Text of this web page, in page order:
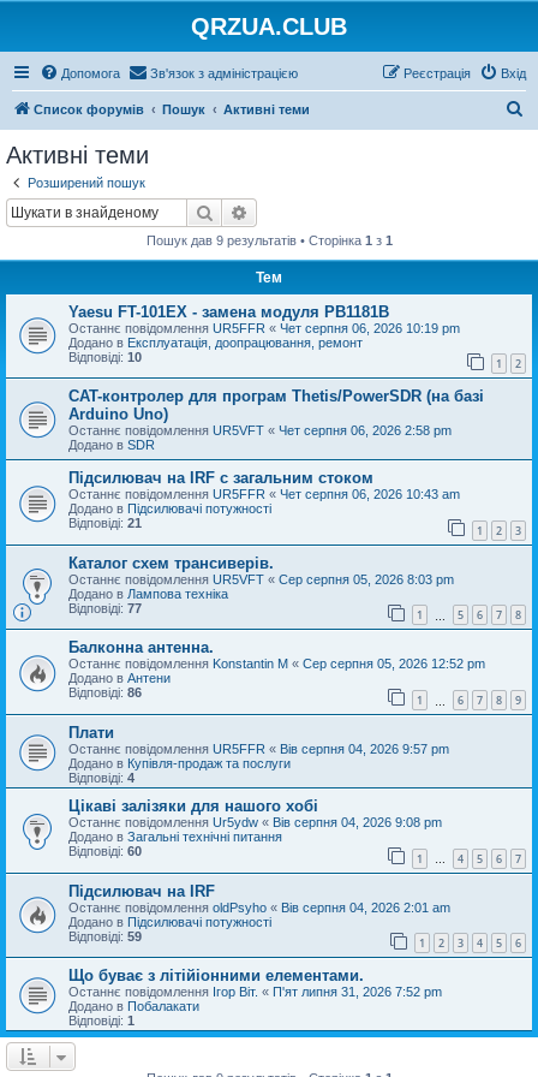
QRZUA.CLUB
Допомога Зв'язок з адміністрацією Вхід
Реєстрація
Список форумів Пошук Активні теми
Активні теми
Розширений пошук
Пошук
Пошук дав 9 результатів • Сторінка 1 з 1
Тем
Yaesu FT-101EX - замена модуля PB1181B
Останнє повідомлення UR5FFR « Чет серпня 06, 2026 10:19 pm
Додано в Експлуатація, доопрацювання, ремонт
Відповіді: 10 1 2
CAT-контролер для програм Thetis/PowerSDR (на базі
Arduino Uno)
Останнє повідомлення UR5VFT « Чет серпня 06, 2026 2:58 pm
Додано в SDR
Підсилювач на IRF с загальним стоком
Останнє повідомлення UR5FFR « Чет серпня 06, 2026 10:43 am
Додано в Підсилювачі потужності
Відповіді: 21 1 2 3
Каталог схем трансиверів.
Останнє повідомлення UR5VFT « Сер серпня 05, 2026 8:03 pm
Додано в Лампова техніка
Відповіді: 77 1 5 6 7 8
Балконна антенна.
Останнє повідомлення Konstantin M « Сер серпня 05, 2026 12:52 pm
Додано в Антени
Відповіді: 86 1 6 7 8 9
Плати
Останнє повідомлення UR5FFR « Вів серпня 04, 2026 9:57 pm
Додано в Купівля-продаж та послуги
Відповіді: 4
Цікаві залізяки для нашого хобі
Останнє повідомлення Ur5ydw « Вів серпня 04, 2026 9:08 pm
Додано в Загальні технічні питання
Відповіді: 60 1 … 4 5 6 7
Підсилювач на IRF
Останнє повідомлення oldPsyho « Вів серпня 04, 2026 2:01 am
Додано в Підсилювачі потужності
Відповіді: 59 1 2 3 4 5 6
Що буває з літійіонними елементами.
Останнє повідомлення Ігор Віт. « П'ят липня 31, 2026 7:52 pm
Додано в Побалакати
Відповіді: 1